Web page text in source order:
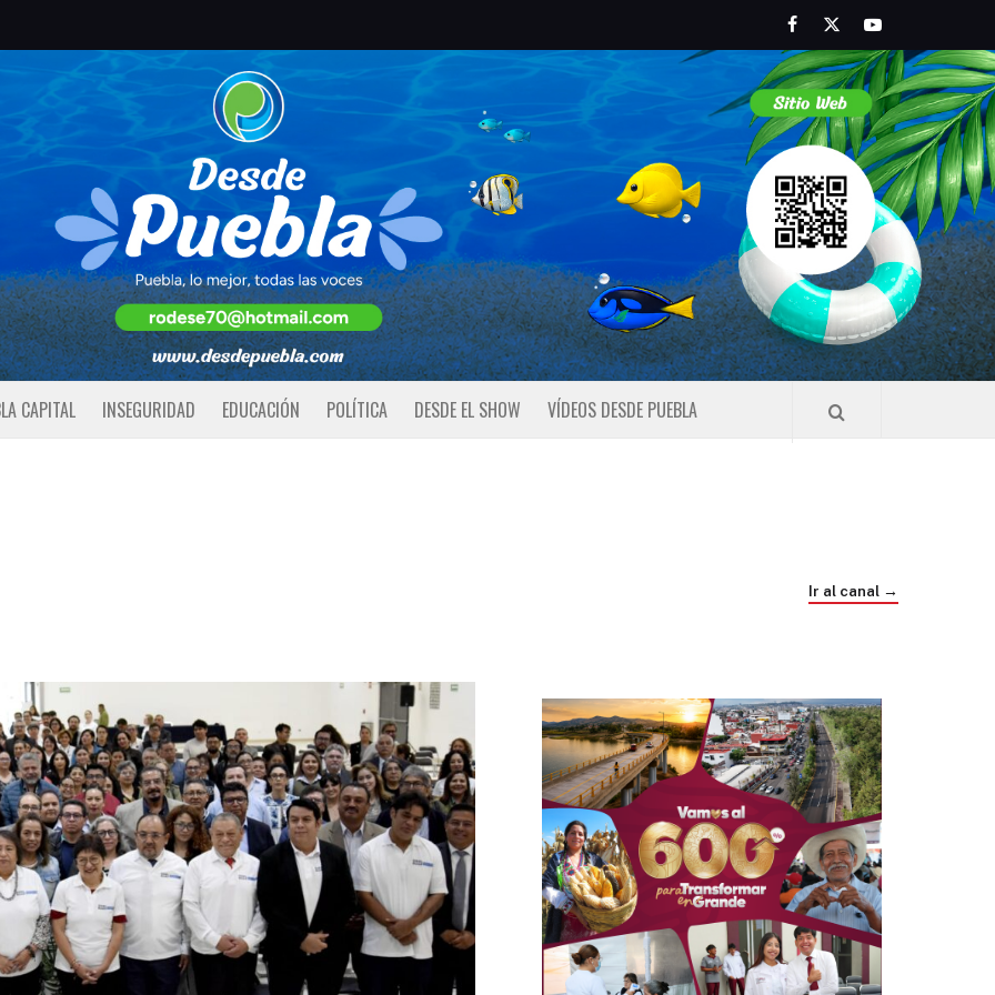
FacebookTwitterYoutube
CAPITAL INSEGURIDAD EDUCACIÓN POLÍTICA DESDE EL SHOW VÍDEOS DESDE PUEBLA
Ir al canal →